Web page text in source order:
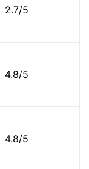
2.7/5
4.8/5
4.8/5